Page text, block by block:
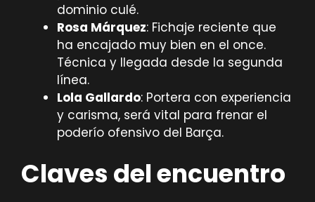
dominio culé.
Rosa Márquez: Fichaje reciente que
ha encajado muy bien en el once.
Técnica y llegada desde la segunda
línea.
Lola Gallardo: Portera con experiencia
y carisma, será vital para frenar el
poderío ofensivo del Barça.
Claves del encuentro